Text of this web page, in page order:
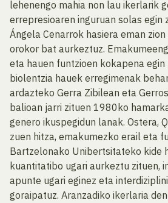
lehenengo mahia non lau ikerlarik
errepresioaren inguruan solas egin
Ángela Cenarrok hasiera eman
orokor bat aurkeztuz.
eta hauen funtzioen kokapena egin
biolentzia hauek erregimenak
ardazteko Gerra Zibilean eta
balioan jarri zituen 1980ko
genero ikuspegidun lanak. Ostera,
zuen hitza, emakumezko erail eta
Bartzelonako Unibertsitateko kide
kuantitatibo ugari aurkeztu zituen,
apunte ugari eginez eta
goraipatuz. Aranzadiko ikerlaria